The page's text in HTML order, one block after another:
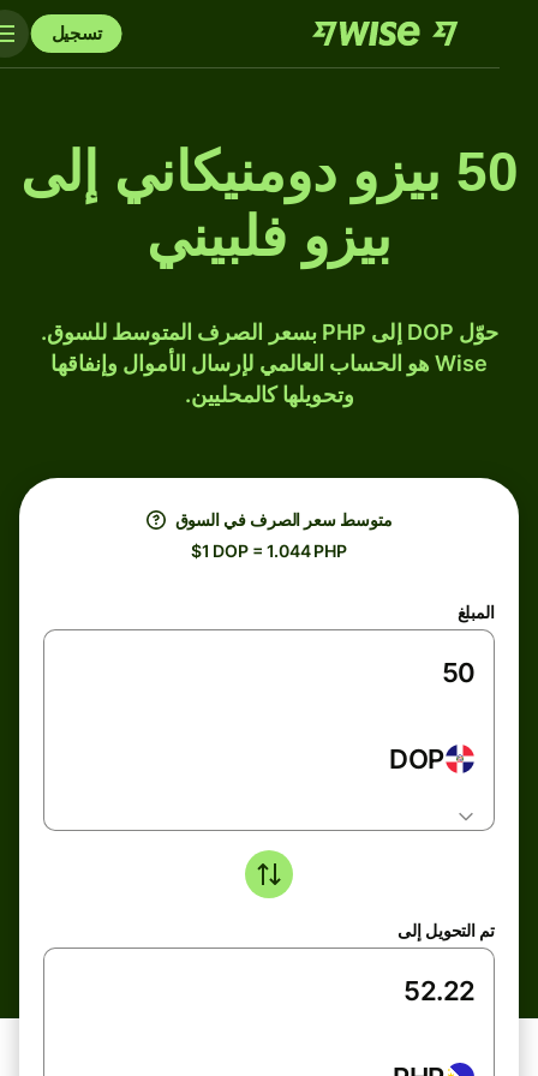
تسجيل
50 بيزو دومنيكاني إلى
بيزو فلبيني
حوّل DOP إلى PHP بسعر الصرف المتوسط للسوق.
Wise هو الحساب العالمي لإرسال الأموال وإنفاقها
وتحويلها كالمحليين.
متوسط ​​سعر الصرف في السوق
$1 DOP = 1.044 PHP
المبلغ
DOP
تم التحويل إلى